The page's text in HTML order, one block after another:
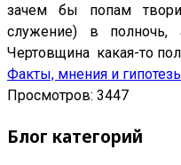
зачем бы попам
служение) в
Чертовщина какая-то
Факты, мнения и
Просмотров: 3447
Блог категорий